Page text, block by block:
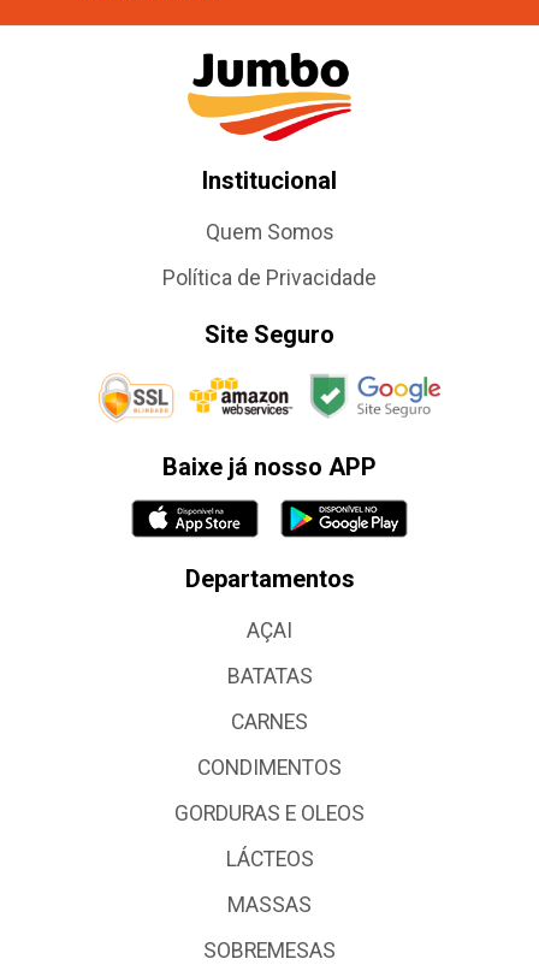
Institucional
Quem Somos
Política de Privacidade
Site Seguro
Baixe já nosso APP
Departamentos
AÇAI
BATATAS
CARNES
CONDIMENTOS
GORDURAS E OLEOS
LÁCTEOS
MASSAS
SOBREMESAS